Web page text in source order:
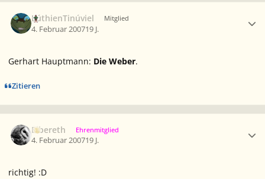
LúthienTinúviel Mitglied
4. Februar 200719 J.
Gerhart Hauptmann: Die Weber.
Zitieren
Elbereth Ehrenmitglied
4. Februar 200719 J.
richtig! :D